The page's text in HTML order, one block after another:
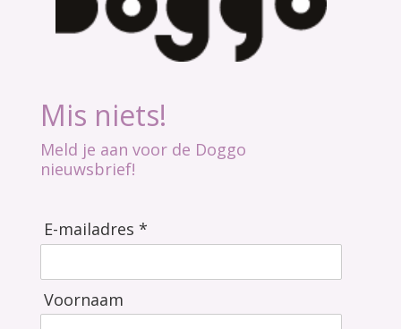
Mis niets!
Meld je aan voor de Doggo
nieuwsbrief!
E-mailadres *
Voornaam